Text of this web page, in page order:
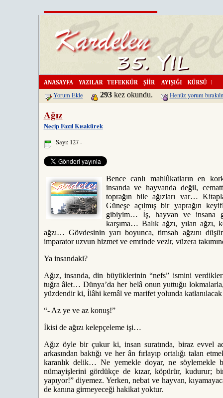
Kardelen'i
Yorum Ekle 293kez okundu. Henüz yorum
Ağız
Necip Fazıl Kısakürek
Sayı: 127 -
Bence canlı mahlûkatların en
insanda ve hayvanda değil,
toprağın bile ağızları var…
Güneşe açılmış bir yaprağın
gibiyim… İş, hayvan ve insana
karşıma… Balık ağzı, yılan ağzı,
ağzı… Gövdesinin yarı boyunca, timsah ağzını
imparator uzvun hizmet ve emrinde vezir, vüzera
Ya insandaki?
Ağız, insanda, din büyüklerinin “nefs” ismini
tuğra âlet… Dünya’da her belâ onun yuttuğu
yüzdendir ki, İlâhi kemâl ve marifet yolunda katlanılacak
“- Az ye ve az konuş!”
İkisi de ağızı kelepçeleme işi…
Ağız öyle bir çukur ki, insan suratında, biraz evvel
arkasından baktığı ve her ân fırlayıp ortalığı talan
karanlık delik… Ne yemekle doyar, ne söylemekle
nümayişlerini gördükçe de kızar, köpürür, kudurur;
yapıyor!” diyemez. Yerken, nebat ve hayvan,
de kanına girmeyeceği hakikat yoktur.